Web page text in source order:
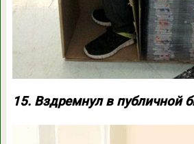
15. Вздремнул в публичной